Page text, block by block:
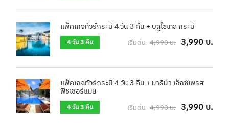
แพ็คเกจทัวร์กระบี่ 4 วัน 3 คืน + บลูโซเทล กระบี่
4 วัน 3 คืน เริ่มต้น 4,990 บ. 3,990 บ.
แพ็คเกจทัวร์กระบี่ 4 วัน 3 คืน + มารีน่า เอ็กซ์เพรส
ฟิชเชอร์แมน
4 วัน 3 คืน เริ่มต้น 4,990 บ. 3,990 บ.